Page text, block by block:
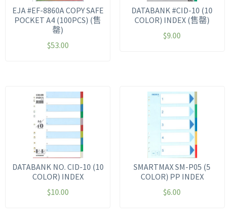
EJA #EF-8860A COPY SAFE
POCKET A4 (100PCS) (售
罄)
$53.00
DATABANK #CID-10 (10
COLOR) INDEX (售罄)
$9.00
DATABANK NO. CID-10 (10
COLOR) INDEX
$10.00
SMARTMAX SM-P05 (5
COLOR) PP INDEX
$6.00